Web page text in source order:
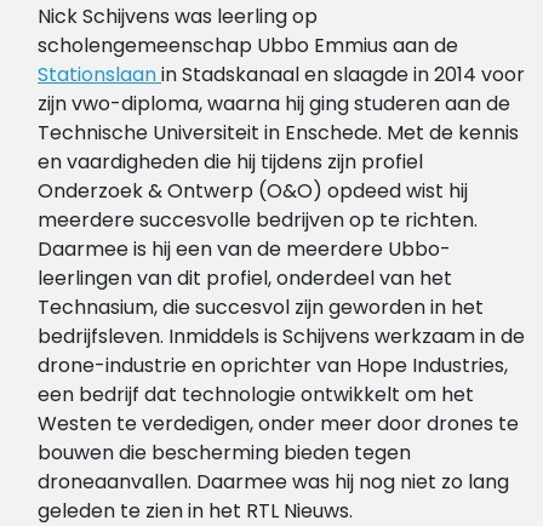
Nick Schijvens was leerling op
scholengemeenschap Ubbo Emmius aan de
Stationslaanin Stadskanaal en slaagde in 2014 voor
zijn vwo-diploma, waarna hij ging studeren aan de
Technische Universiteit in Enschede. Met de kennis
en vaardigheden die hij tijdens zijn profiel
Onderzoek & Ontwerp (O&O) opdeed wist hij
meerdere succesvolle bedrijven op te richten.
Daarmee is hij een van de meerdere Ubbo-
leerlingen van dit profiel, onderdeel van het
Technasium, die succesvol zijn geworden in het
bedrijfsleven. Inmiddels is Schijvens werkzaam in de
drone-industrie en oprichter van Hope Industries,
een bedrijf dat technologie ontwikkelt om het
Westen te verdedigen, onder meer door drones te
bouwen die bescherming bieden tegen
droneaanvallen. Daarmee was hij nog niet zo lang
geleden te zien in het RTL Nieuws.